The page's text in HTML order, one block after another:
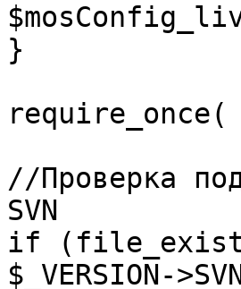
}
//Проверка
SVN
if
$_VERSION-